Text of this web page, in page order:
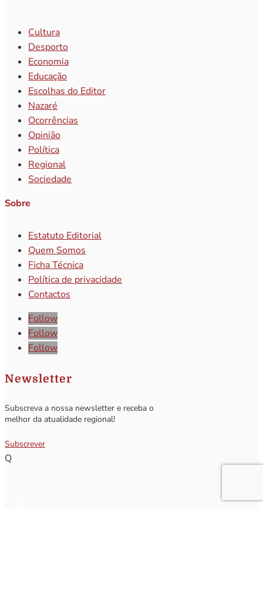
Cultura
Desporto
Economia
Educação
Escolhas do Editor
Nazaré
Ocorrências
Opinião
Política
Regional
Sociedade
Sobre
Estatuto Editorial
Quem Somos
Ficha Técnica
Política de privacidade
Contactos
Follow
Follow
Follow
Newsletter
Subscreva a nossa newsletter e receba o
melhor da atualidade regional!
Subscrever
Q